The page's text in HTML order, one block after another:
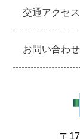
交通アクセス
お問い合わせ
〒